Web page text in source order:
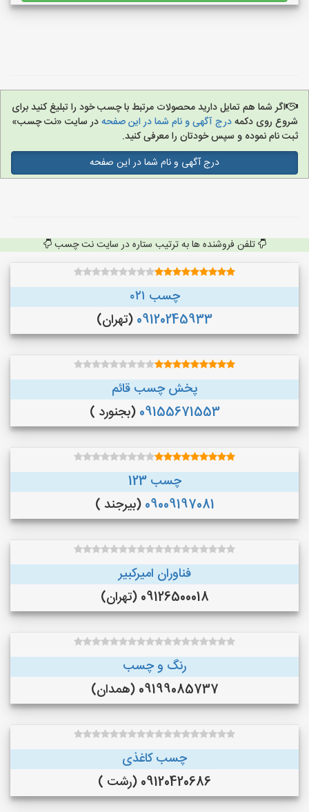
اگر شما هم تمایل دارید محصولات مرتبط با چسب خود را تبلیغ کنید برای
شروع روی دکمهدرج آگهی و نام شما در این صفحهدر سایت «نت چسب»
ثبت نام نموده و سپس خودتان را معرفی کنید.
درج آگهی و نام شما در این صفحه
تلفن فروشنده ها به ترتیب ستاره در سایت نت چسب
چسب ۰۲۱
09120245933 (تهران)
پخش چسب قائم
09155671553 (بجنورد )
چسب 123
09009197081 (بیرجند )
فناوران امیرکبیر
09126500018 (تهران)
رنگ و چسب
09199085737 (همدان)
چسب کاغذی
09120420686 (رشت )